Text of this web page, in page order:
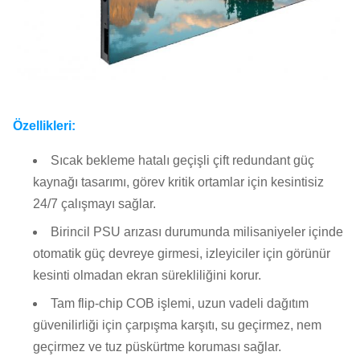
Özellikleri:
Sıcak bekleme hatalı geçişli çift redundant güç
kaynağı tasarımı, görev kritik ortamlar için kesintisiz
24/7 çalışmayı sağlar.
Birincil PSU arızası durumunda milisaniyeler içinde
otomatik güç devreye girmesi, izleyiciler için görünür
kesinti olmadan ekran sürekliliğini korur.
Tam flip-chip COB işlemi, uzun vadeli dağıtım
güvenilirliği için çarpışma karşıtı, su geçirmez, nem
geçirmez ve tuz püskürtme koruması sağlar.